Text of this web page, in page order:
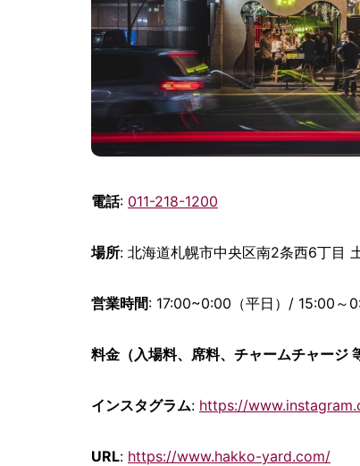
電話: 011-218-1200
場所: 北海道札幌市中央区南2条西6丁目
営業時間: 17:00~0:00（平日）/ 15:00～
料金（入場料、席料、チャームチャージ
インスタグラム: https://
URL: https://www.hakko-yard.com/